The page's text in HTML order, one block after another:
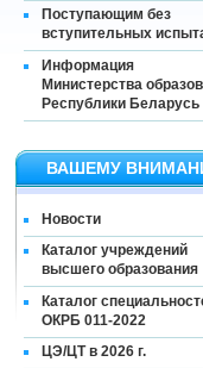
Поступающим без
вступительных
Информация
Министерства
Республики Беларусь
ВАШЕМУ
Новости
Каталог учреждений
высшего образования
Каталог
ОКРБ 011-2022
ЦЭ/ЦТ в 2026 г.